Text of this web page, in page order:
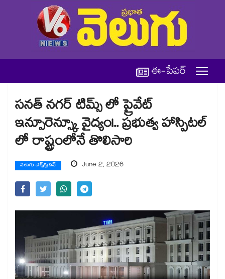
ఈ-పేపర్
సనత్ నగర్ టిమ్స్ లో ప్రైవేట్
ఇన్సూరెన్స్కూ వైద్యం!.. ప్రభుత్వ హాస్పిటల్
లో రాష్ట్రంలోనే తొలిసారి
వెలుగు ఎక్స్‌క్లుసివ్ June 2, 2026